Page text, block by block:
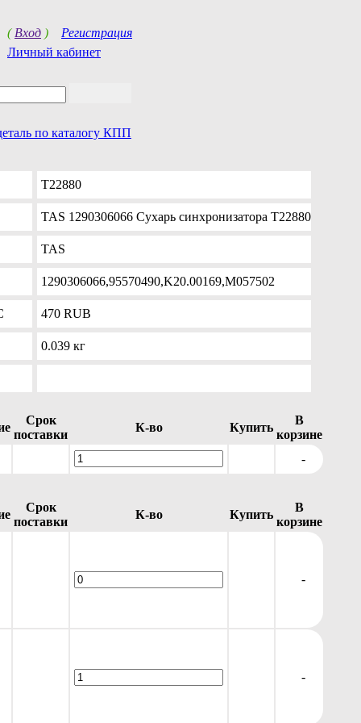
( Вход ) Регистрация
Личный кабинет
по каталогу КПП
T22880
TAS 1290306066 Сухарь синхронизатора T22880
TAS
1290306066,95570490,K20.00169,M057502
470 RUB
0.039 кг
Срок
поставки
К-во Купить
В
корзине
-
Срок
поставки
К-во Купить
В
корзине
-
-